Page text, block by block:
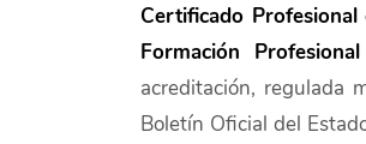
Certificado
Formación Profesional
acreditación, regulada
Boletín Oficial del